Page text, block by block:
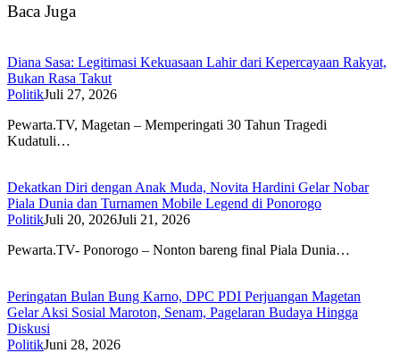
Baca Juga
Diana Sasa: Legitimasi Kekuasaan Lahir dari Kepercayaan Rakyat,
Bukan Rasa Takut
PolitikJuli 27, 2026
Pewarta.TV, Magetan – Memperingati 30 Tahun Tragedi
Kudatuli…
Dekatkan Diri dengan Anak Muda, Novita Hardini Gelar Nobar
Piala Dunia dan Turnamen Mobile Legend di Ponorogo
PolitikJuli 20, 2026Juli 21, 2026
Pewarta.TV- Ponorogo – Nonton bareng final Piala Dunia…
Peringatan Bulan Bung Karno, DPC PDI Perjuangan Magetan
Gelar Aksi Sosial Maroton, Senam, Pagelaran Budaya Hingga
Diskusi
PolitikJuni 28, 2026